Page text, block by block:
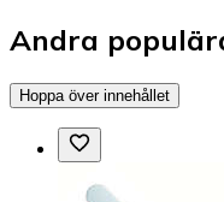
Andra
Hoppa över innehållet